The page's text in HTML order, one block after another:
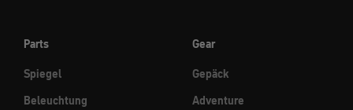
Parts
Spiegel
Beleuchtung
Gear
Gepäck
Adventure